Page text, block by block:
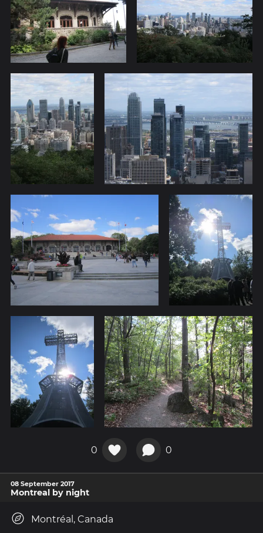
0 0
08 September 2017
Montreal by night
Montréal, Canada